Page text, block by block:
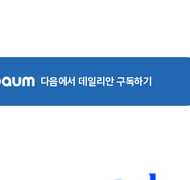
다음에서 데일리안 구독하기